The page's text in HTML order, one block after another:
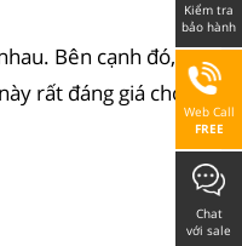
Bên cạnh đó,
rất đáng giá cho
Kiểm tra
bảo hành
Web Call
FREE
Chat
với sale